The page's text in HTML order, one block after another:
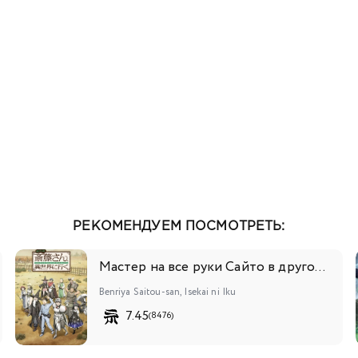
РЕКОМЕНДУЕМ ПОСМОТРЕТЬ:
Мастер на все руки Сайто в другом мире
Benriya Saitou-san, Isekai ni Iku
7.45(8476)